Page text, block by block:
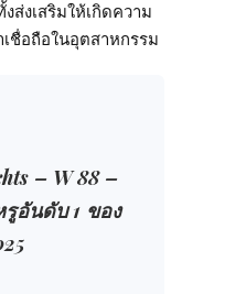
ส่งเสริมให้เกิดความ
ชื่อถือในอุตสาหกรรม
– W 88 –
อันดับ 1 ของ